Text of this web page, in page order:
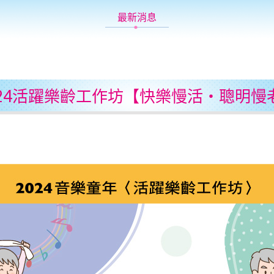
最新消息
活躍樂齡工作坊【快樂慢活・聰明慢